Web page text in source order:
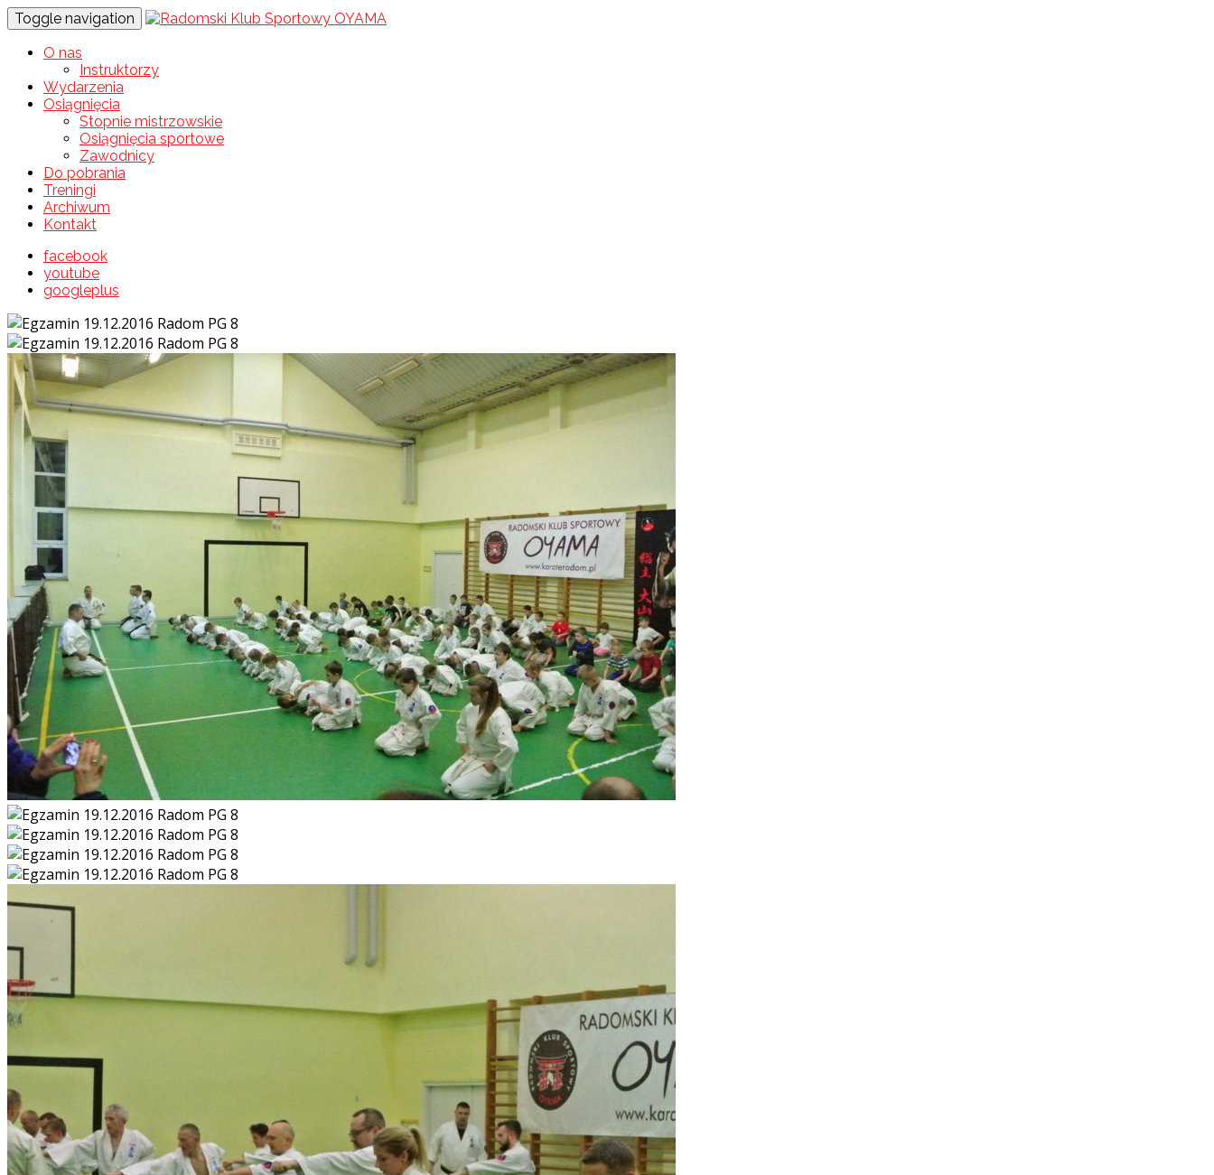
Toggle navigation
O nas
Instruktorzy
Wydarzenia
Osiągnięcia
Stopnie mistrzowskie
Osiągnięcia sportowe
Zawodnicy
Do pobrania
Treningi
Archiwum
Kontakt
facebook
youtube
googleplus